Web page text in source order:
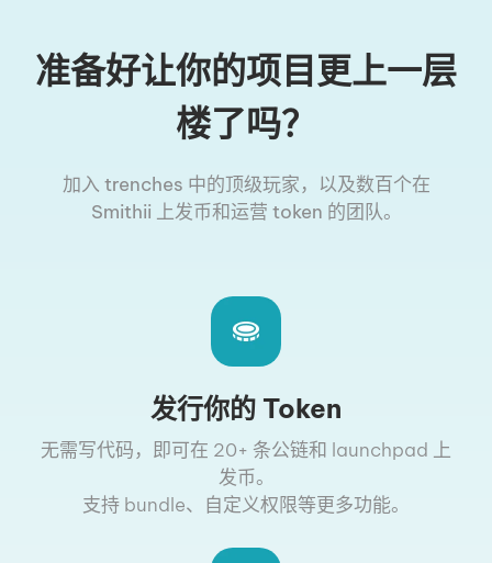
准备好让你的项目更上一层
楼了吗？
加入 trenches 中的顶级玩家，以及数百个在
Smithii 上发币和运营 token 的团队。
发行你的 Token
无需写代码，即可在 20+ 条公链和 launchpad 上
发币。
支持 bundle、自定义权限等更多功能。